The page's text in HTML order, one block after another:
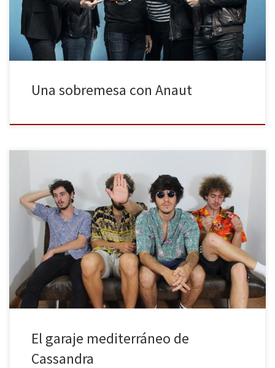
de la música y asumen las entrevistas, algunas con ese regusto […]
Una sobremesa con Anaut
La cita es en un barrio de Madrid. Jorge y Carlos esperan a la salida
del metro, puntuales como un reloj suizo de los de antes, que
ahora todo está hecho en China. Medio Cassandra (la voz y la
guitarra rítmica de Jorge Pérez, el bajo y los coros de […]
El garaje mediterráneo de
Cassandra